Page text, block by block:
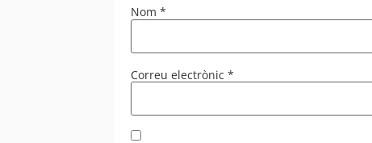
Nom *
Correu electrònic *